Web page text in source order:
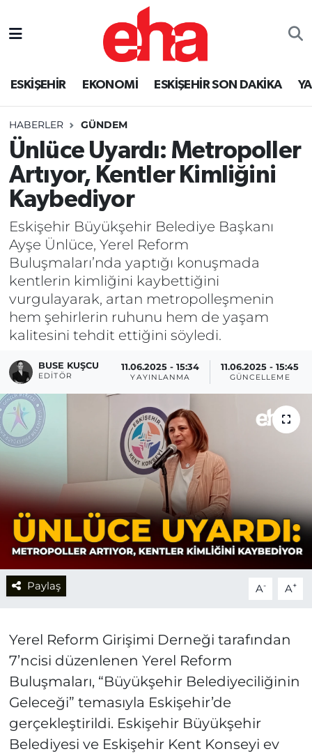
ESKİŞEHİR EKONOMİ ESKİŞEHİR SON DAKİKA
HABERLER GÜNDEM
Ünlüce Uyardı: Metropoller
Artıyor, Kentler Kimliğini
Kaybediyor
Eskişehir Büyükşehir Belediye Başkanı
Ayşe Ünlüce, Yerel Reform
Buluşmaları’nda yaptığı konuşmada
kentlerin kimliğini kaybettiğini
vurgulayarak, artan metropolleşmenin
hem şehirlerin ruhunu hem de yaşam
kalitesini tehdit ettiğini söyledi.
BUSE KUŞCU
EDITÖR
11.06.2025 - 15:34
YAYINLANMA
11.06.2025 - 15:45
GÜNCELLEME
Paylaş A- A+
Yerel Reform Girişimi Derneği tarafından
7’ncisi düzenlenen Yerel Reform
Buluşmaları, “Büyükşehir Belediyeciliğinin
Geleceği” temasıyla Eskişehir’de
gerçekleştirildi. Eskişehir Büyükşehir
Belediyesi ve Eskişehir Kent Konseyi ev